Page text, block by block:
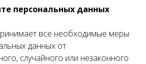
персональных данных
все необходимые меры
данных от
случайного или незаконного